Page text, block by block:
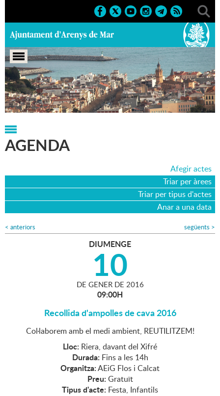
Portada > Agenda > 10-01-2016
AGENDA
Afegir actes
Triar per àrees
Triar per tipus d'actes
Anar a una data
< anteriors següents >
DIUMENGE
10
DE GENER DE 2016
09:00H
Recollida d'ampolles de cava 2016
Col·laborem amb el medi ambient, REUTILITZEM!
Lloc: Riera, davant del Xifré
Durada: Fins a les 14h
Organitza:AEiG Flos i Calcat
Preu: Gratuït
Tipus d'acte: Festa, Infantils